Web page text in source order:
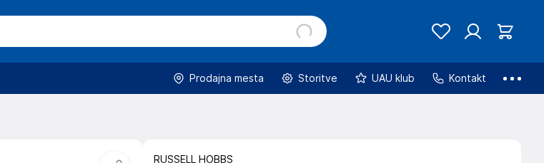
Prodajna mesta Storitve UAU klub Kontakt
RUSSELL HOBBS